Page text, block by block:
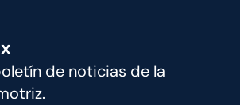
de noticias de la